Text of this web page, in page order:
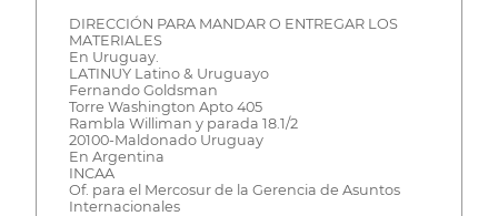
DIRECCIÓN PARA MANDAR O ENTREGAR LOS
MATERIALES
En Uruguay.
LATINUY Latino & Uruguayo
Fernando Goldsman
Torre Washington Apto 405
Rambla Williman y parada 18.1/2
20100-Maldonado Uruguay
En Argentina
INCAA
Of. para el Mercosur de la Gerencia de Asuntos
Internacionales